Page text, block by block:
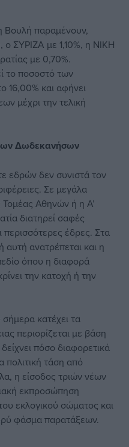
Βουλή παραμένουν,
ΣΥΡΙΖΑ με 1,10%, η ΝΙΚΗ
με 0,70%.
το ποσοστό των
16,00% και αφήνει
μέχρι την τελική
Δωδεκανήσων
εδρών δεν συνιστά τον
Σε μεγάλα
Τομέας Αθηνών ή η Α’
διατηρεί σαφές
έδρες. Στα
ανατρέπεται και η
όπου η διαφορά
την κατοχή ή την
κατέχει τα
περιορίζεται με βάση
πόσο διαφορετικά
πολιτική τάση από
η είσοδος τριών νέων
εκπροσώπηση
εκλογικού σώματος και
φάσμα παρατάξεων.